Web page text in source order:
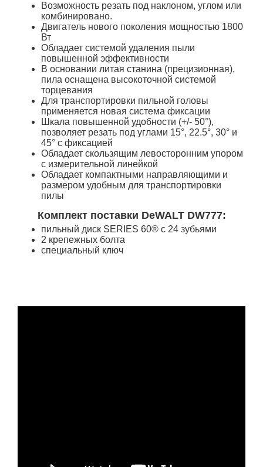
Возможность резать под наклоном, углом или
комбинировано.
Двигатель нового поколения мощностью 1800
Вт
Обладает системой удаления пыли
повышенной эффективности
В основании литая станина (прецизионная),
пила оснащена высокоточной системой
торцевания
Для транспортировки пильной головы
применяется новая система фиксации
Шкала повышенной удобности (+/- 50°),
позволяет резать под углами 15°, 22.5°, 30° и
45° с фиксацией
Обладает скользящим левосторонним упором
с измерительной линейкой
Обладает компактными направляющими и
размером удобным для транспортировки
пилы
Комплект поставки DeWALT DW777:
пильный диск SERIES 60® с 24 зубьями
2 крепежных болта
специальный ключ